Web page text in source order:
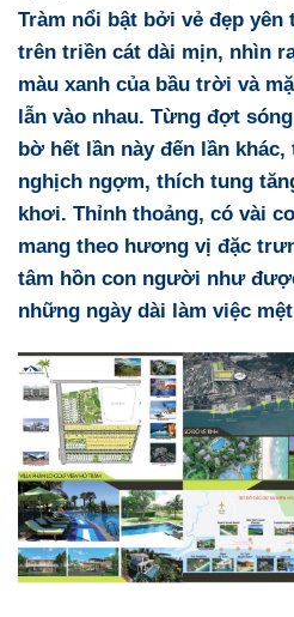
Tràm nổi bật bởi vẻ đẹp
trên triền cát dài mịn, nhìn
màu xanh của bầu trời và
lẫn vào nhau. Từng đợt
bờ hết lần này đến lần
nghịch ngợm, thích tung
khơi. Thỉnh thoảng, có vài
mang theo hương vị đặc
tâm hồn con người như
những ngày dài làm việc